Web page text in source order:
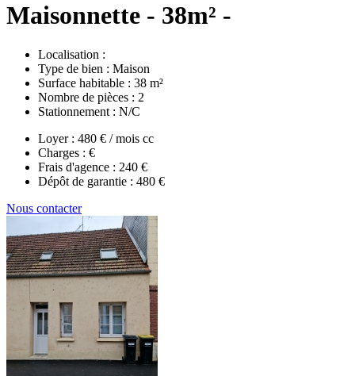
Maisonnette - 38m² -
Localisation :
Type de bien : Maison
Surface habitable : 38 m²
Nombre de pièces : 2
Stationnement : N/C
Loyer : 480 € / mois cc
Charges : €
Frais d'agence : 240 €
Dépôt de garantie : 480 €
Nous contacter